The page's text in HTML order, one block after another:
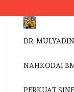
to
content
DR.
NAHKODAI
PERKUAT